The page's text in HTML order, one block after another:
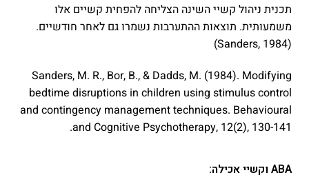
תכנית ניהול קשיי השינה הצליחה להפחית קשיים אלו
משמעותית. תוצאות ההתערבות נשמרו גם לאחר חודשיים.
(Sanders, 1984)
Sanders, M. R., Bor, B., & Dadds, M. (1984). Modifying
bedtime disruptions in children using stimulus control
and contingency management techniques. Behavioural
and Cognitive Psychotherapy, 12(2), 130-141.‏
ABA וקשיי אכילה: